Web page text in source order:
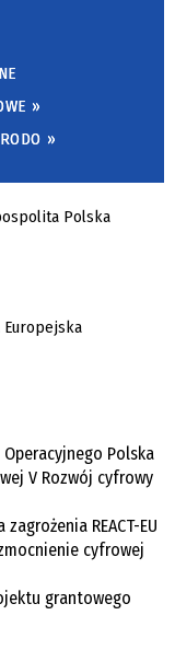
»
»
Polska
V Rozwój cyfrowy
REACT-EU
cyfrowej
grantowego